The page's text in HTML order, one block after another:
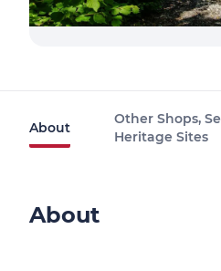
About
Other Shops,
Heritage Sites
About